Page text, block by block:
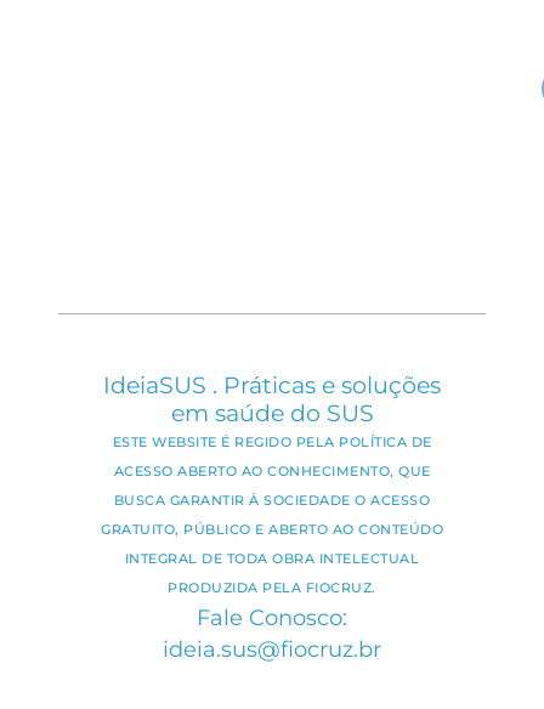
IdeiaSUS . Práticas e soluções
em saúde do SUS
ESTE WEBSITE É REGIDO PELA POLÍTICA DE
ACESSO ABERTO AO CONHECIMENTO, QUE
BUSCA GARANTIR À SOCIEDADE O ACESSO
GRATUITO, PÚBLICO E ABERTO AO CONTEÚDO
INTEGRAL DE TODA OBRA INTELECTUAL
PRODUZIDA PELA FIOCRUZ.
Fale Conosco:
ideia.sus@fiocruz.br